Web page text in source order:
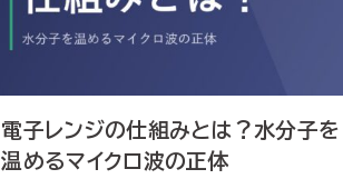
電子レンジの仕組みとは？水分子を
温めるマイクロ波の正体